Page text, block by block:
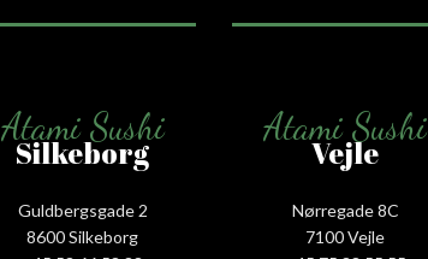
Atami Sushi
Silkeborg
Guldbergsgade 2
8600 Silkeborg
Atami Sushi
Vejle
Nørregade 8C
7100 Vejle